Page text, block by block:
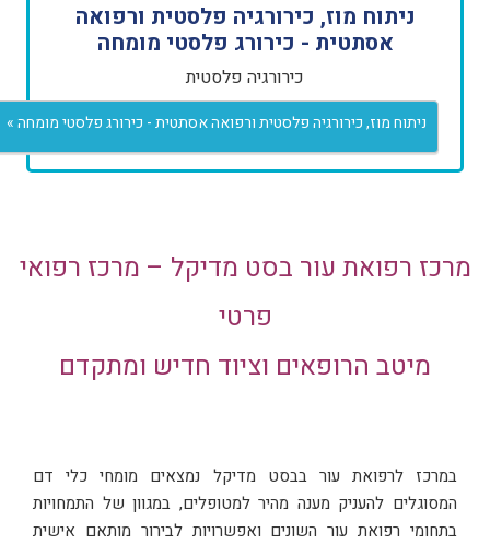
ניתוח מוז, כירורגיה פלסטית ורפואה
אסתטית - כירורג פלסטי מומחה
כירורגיה פלסטית
ניתוח מוז, כירורגיה פלסטית ורפואה אסתטית - כירורג פלסטי מומחה »
מרכז רפואת עור בסט מדיקל – מרכז רפואי
פרטי
מיטב הרופאים וציוד חדיש ומתקדם
במרכז לרפואת עור בבסט מדיקל נמצאים מומחי כלי דם
המסוגלים להעניק מענה מהיר למטופלים, במגוון של התמחויות
בתחומי רפואת עור השונים ואפשרויות לבירור מותאם אישית